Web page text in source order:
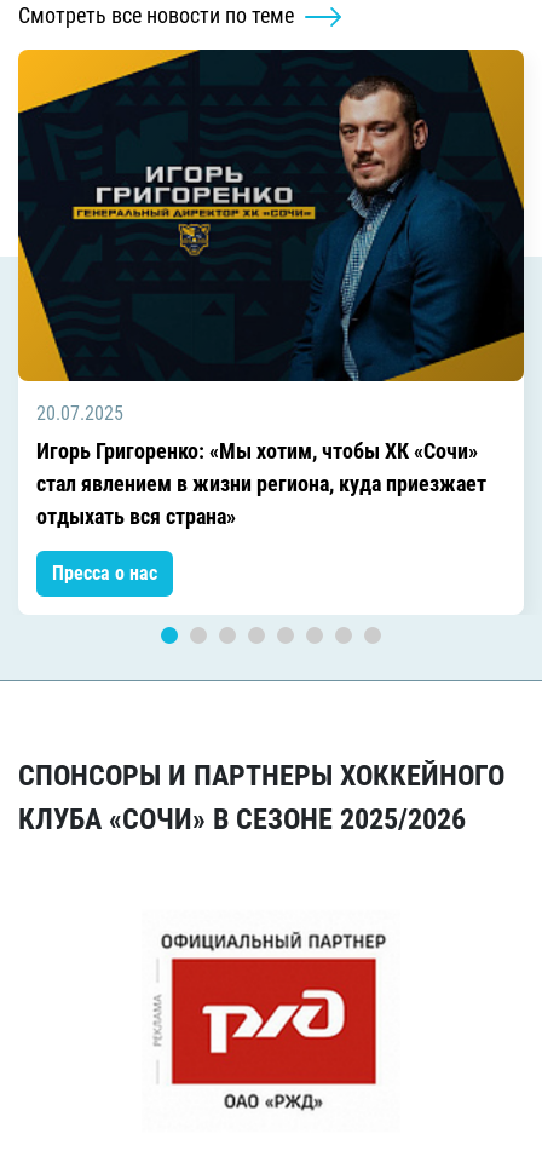
Смотреть все новости по теме
20.07.2025
Игорь Григоренко: «Мы хотим, чтобы ХК «Сочи»
стал явлением в жизни региона, куда приезжает
отдыхать вся страна»
Пресса о нас
СПОНСОРЫ И ПАРТНЕРЫ ХОККЕЙНОГО
КЛУБА «СОЧИ» В СЕЗОНЕ 2025/2026